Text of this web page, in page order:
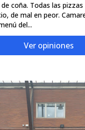
coña. Todas las
de mal en peor.
del...
Ver opiniones